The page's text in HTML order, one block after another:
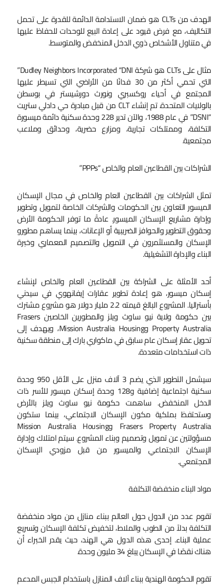
الهدف من CLTs هو ضمان الاستدامة الدائمة للقدرة على تحمل
التكاليف، مع فرض قيود على إعادة البيع للوحدات للحفاظ عليها
في متناول الأشخاص ذوي الدخل المنخفض والمتوسط.
مثال على CLTs هو شركة Dudley Neighbors Incorporated “DNI”
التي تحمي أكثر من 30 فدانًا من الأراضي التي تسيطر عليها
المجتمع في أحياء روكسبري ونورث دورشيستر في بوسطن
بالولايات المتحدة. تم إنشاء CLT من قبل مبادرة حي دادلي ستريت
“DSNI” في عام 1988، والآن تدير 228 وحدة سكنية دائمة ميسورة
التكلفة، وممتلكات تجارية، ومزارع حضرية، وحدائق وملاعب
مجتمعية.
الشراكات بين القطاعين العام والخاص “PPPs”
تمثل الشراكات بين القطاعين العام والخاص في مجال الإسكان
الميسور التعاون بين الحكومات والشركات الخاصة لتمويل وتطوير
وإدارة مشاريع الإسكان الميسور. عادةً ما توفر الحكومة الأرض
وحقوق التطوير والحوافز الضريبية أو الإعانات، بينما يساهم مطورو
الإسكان والمستثمرون في التمويل والتصميم المعماري وخبرة
البناء والإدارة التشغيلية.
أحد الأمثلة على الشراكة بين القطاعين العام والخاص لإنشاء
إسكان ميسور، هو إعادة تطوير عقارات إيفانهوي في سيدني
بأستراليا. المشروع البالغ قيمته 2.2 مليار دولار هو مشروع مشترك
بين حكومة ولاية نيو ساوث ويلز والمطورين الخاصين Frasers
Property Australia وMission Australia Housing، ويهدف إلى
تحويل عقار إسكان عام سابق في ماكواري بارك إلى منطقة سكنية
ذات استخدامات متعددة.
سيشمل التطوير الذي يضم 3 آلاف منزل على الأقل 950 وحدة
سكنية اجتماعية إضافية و128 وحدة إسكان ميسور للأسر ذات
الدخل المنخفض. ساهمت حكومة نيو ساوث ويلز بالأرض
وستحتفظ بملكية مكون الإسكان الاجتماعي، بينما ستكون
Frasers Property Australia وMission Australia Housing
مسؤولتين عن تمويل وتصميم وبناء المشروع. سيتم امتلاك وإدارة
الإسكان الاجتماعي والميسور من قبل مزودي الإسكان
المجتمعي.
مواد البناء منخفضة التكلفة
تقوم عدد من الدول حول العالم ببناء منازل من مواد منخفضة
التكلفة بدلاً من الطوب والملاط، لتخفيض تكلفة الإسكان وتسريع
عملية البناء. إحدى هذه الدول هي الهند، حيث يقدر الخبراء أن
هناك نقصًا في الإسكان يبلغ 34 مليون وحدة.
تقوم الحكومة الهندية ببناء آلاف المنازل باستخدام الجبس المدعم